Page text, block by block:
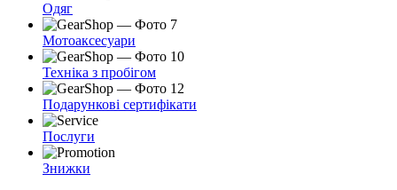
Одяг
Мотоаксесуари
Техніка з пробігом
Подарункові сертифікати
Послуги
Знижки